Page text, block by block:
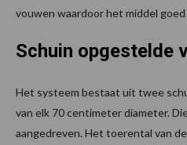
vouwen waardoor het middel
Schuin opgestelde
Het systeem bestaat uit twee
van elk 70 centimeter diameter.
aangedreven. Het toerental van